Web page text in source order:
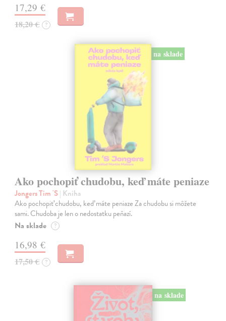
17,29 €
18,20 € ?
na sklade
Ako pochopiť chudobu, keď máte peniaze
Jongers Tim 'S| Kniha
Ako pochopiť chudobu, keď máte peniaze Za chudobu si môžete
sami. Chudoba je len o nedostatku peňazí.
Na sklade ?
16,98 €
17,50 € ?
na sklade